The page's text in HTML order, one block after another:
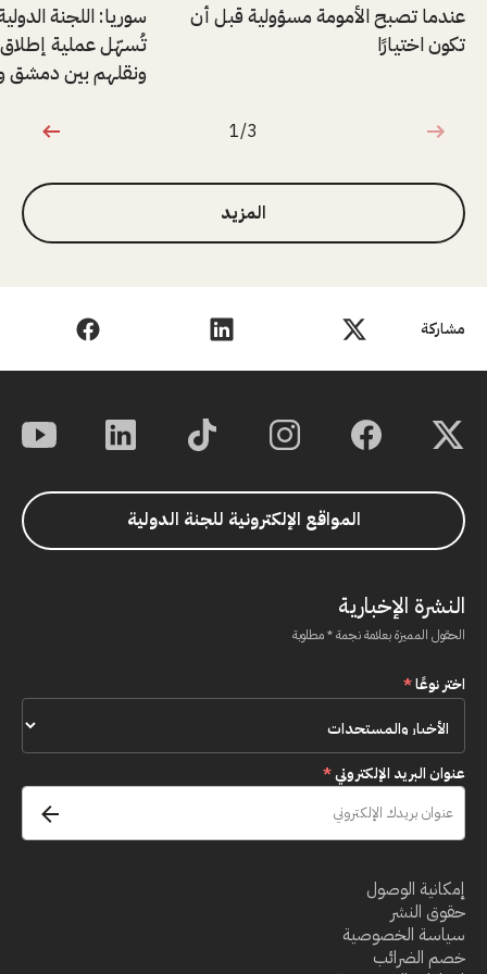
مشاركة
عندما تصبح الأمومة مسؤولية قبل أن
تكون اختيارًا
سوريا: اللجنة
ونقلهم بين دمشق
1 من 3
1/3
المزيد
المواقع الإلكترونية للجنة الدولية
النشرة الإخبارية
الحقول المميزة بعلامة نجمة * مطلوبة
اختر نوعًا*
عنوان البريد الإلكتروني*
إمكانية الوصول
حقوق النشر
سياسة الخصوصية
خصم الضرائب